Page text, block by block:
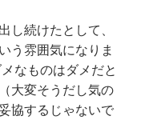
続けたとして、
う雰囲気になりま
なものはダメだと
大変そうだし気の
協するじゃないで